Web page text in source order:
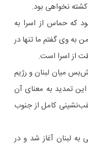
نخواهی بود.
که حماس از اسرا به
به وی گفتم ما تنها در
از اسرا است.
آتش‌بس میان لبنان و رژیم
شد. این تمدید به معنای آن
۱۸ فوریه برای عقب‌نشینی کامل از جنوب
به لبنان آغاز شد و در